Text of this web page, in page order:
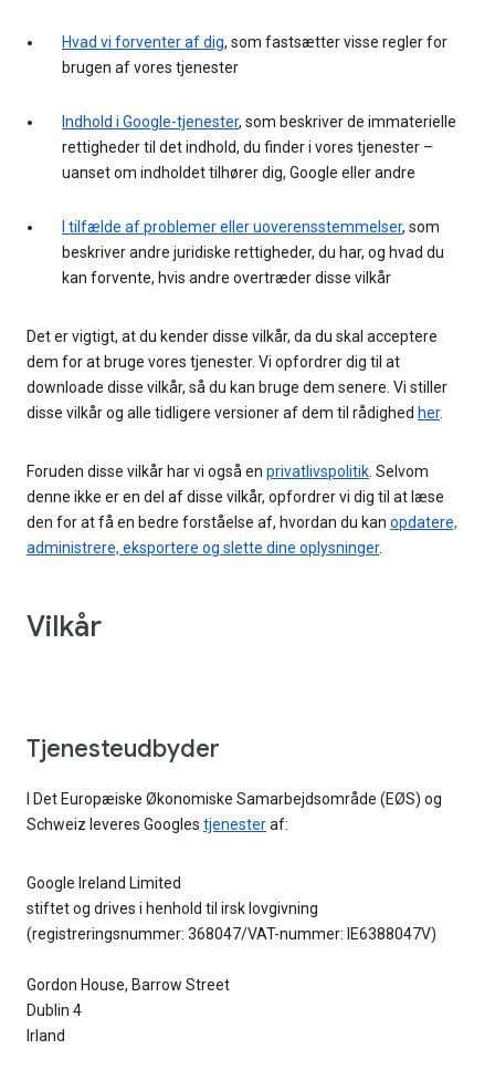
Hvad vi forventer af dig, som fastsætter visse regler for
brugen af vores tjenester
Indhold i Google-tjenester, som beskriver de immaterielle
rettigheder til det indhold, du finder i vores tjenester –
uanset om indholdet tilhører dig, Google eller andre
I tilfælde af problemer eller uoverensstemmelser, som
beskriver andre juridiske rettigheder, du har, og hvad du
kan forvente, hvis andre overtræder disse vilkår
Det er vigtigt, at du kender disse vilkår, da du skal acceptere
dem for at bruge vores tjenester. Vi opfordrer dig til at
downloade disse vilkår, så du kan bruge dem senere. Vi stiller
disse vilkår og alle tidligere versioner af dem til rådighed her.
Foruden disse vilkår har vi også en privatlivspolitik . Selvom
denne ikke er en del af disse vilkår, opfordrer vi dig til at læse
den for at få en bedre forståelse af, hvordan du kan opdatere,
administrere, eksportere og slette dine oplysninger.
Vilkår
Tjenesteudbyder
I Det Europæiske Økonomiske Samarbejdsområde (EØS) og
Schweiz leveres Googles tjenesteraf:
Google Ireland Limited
stiftet og drives i henhold til irsk lovgivning
(registreringsnummer: 368047/VAT-nummer: IE6388047V)
Gordon House, Barrow Street
Dublin 4
Irland